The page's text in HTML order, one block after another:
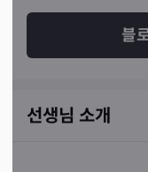
블
선생님 소개